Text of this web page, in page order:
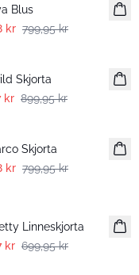
Blus
kr 799,95 kr
Skjorta
kr 899,95 kr
Skjorta
kr 799,95 kr
Linneskjorta
kr 699,95 kr